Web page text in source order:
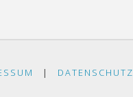
| DATENSCHUTZ